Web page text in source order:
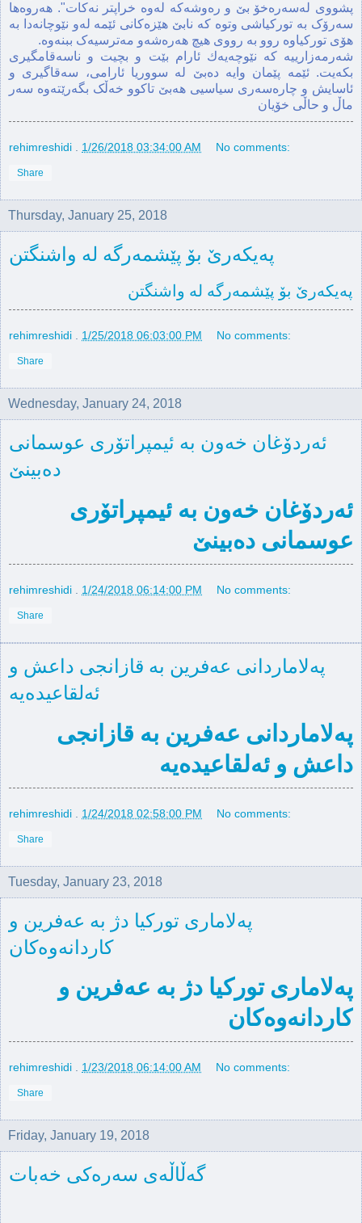
پشووی لەسەرەخۆ بێ و ره‌وشه‌كه لەوە‌ خراپتر نه‌كات". هەروەها
سەرۆک بە تورکیاشی وتوە کە نابێ هێزەکانی ئێمە لەو نێوچانەدا بە
هۆی تورکیاوە روو بە رووی هیچ هەرەشەو مەترسیەک ببنەوە.
‌شه‌رمه‌زارييه‌ كه‌ نێوچه‌يه‌ك ئارام بێت و بچيت و ناسەقامگیری
بکەیت. ئێمە پێمان وایە دەبێ لە سووریا ئارامی، سەقاگیری و
ئاسایش و چارەسەری سیاسیی هەبێ تاکوو خەڵک بگەرێتەوە سەر
ماڵ و حاڵی خۆیان
rehimreshidi 1/26/2018 03:34:00 AM No comments:
Share
Thursday, January 25, 2018
پەیکەرێ بۆ پێشمەرگە لە واشنگتن
پەیکەرێ بۆ پێشمەرگە لە واشنگتن
rehimreshidi 1/25/2018 06:03:00 PM No comments:
Share
Wednesday, January 24, 2018
ئەردۆغان خەون بە ئیمپراتۆری عوسمانی
دەبینێ
ئەردۆغان خەون بە ئیمپراتۆری
عوسمانی دەبینێ
rehimreshidi 1/24/2018 06:14:00 PM No comments:
Share
په‌لاماردانی عەفرین بە قازانجی داعش و
ئەلقاعیدەیە
په‌لاماردانی عەفرین بە قازانجی
داعش و ئەلقاعیدەیە
rehimreshidi 1/24/2018 02:58:00 PM No comments:
Share
Tuesday, January 23, 2018
پەلاماری تورکیا دژ بە عەفرین و
کاردانەوەکان
پەلاماری تورکیا دژ بە عەفرین و
کاردانەوەکان
rehimreshidi . 1/23/2018 06:14:00 AM No comments:
Share
Friday, January 19, 2018
گەڵاڵەی سەرەکی خەبات